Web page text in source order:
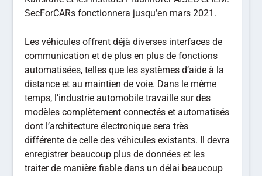
SecForCARs fonctionnera jusqu’en mars 2021.
Les véhicules offrent déjà diverses interfaces de
communication et de plus en plus de fonctions
automatisées, telles que les systèmes d’aide à la
distance et au maintien de voie. Dans le même
temps, l’industrie automobile travaille sur des
modèles complètement connectés et automatisés
dont l’architecture électronique sera très
différente de celle des véhicules existants. Il devra
enregistrer beaucoup plus de données et les
traiter de manière fiable dans un délai beaucoup